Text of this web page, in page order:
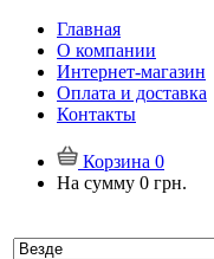
Главная
О компании
Интернет-магазин
Оплата и доставка
Контакты
Корзина 0
На сумму 0 грн.